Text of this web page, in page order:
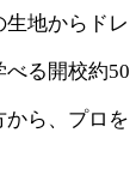
地からドレ
る開校約50
ら、プロを